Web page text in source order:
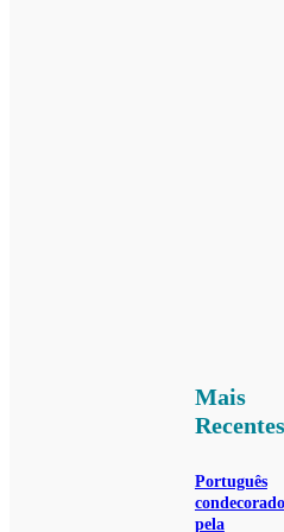
Mais
Recentes
Português
condecorado
pela